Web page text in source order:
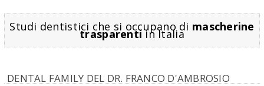
Studi dentistici che si occupano di mascherine
trasparentiin Italia
DENTAL FAMILY DEL DR. FRANCO D'AMBROSIO